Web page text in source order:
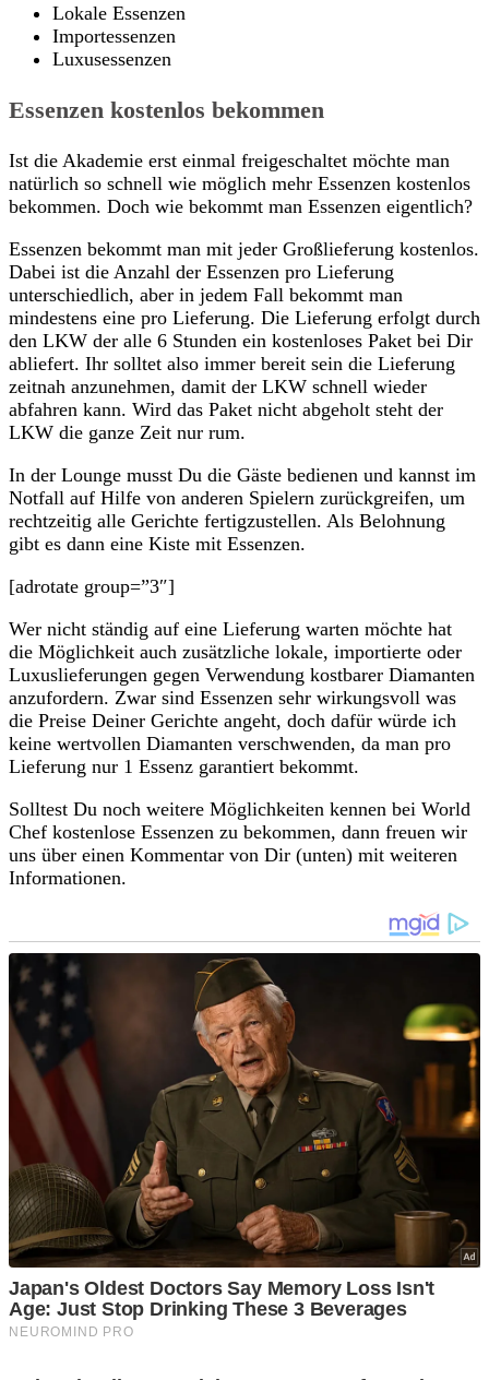
Lokale Essenzen
Importessenzen
Luxusessenzen
Essenzen kostenlos bekommen
Ist die Akademie erst einmal freigeschaltet möchte man
natürlich so schnell wie möglich mehr Essenzen kostenlos
bekommen. Doch wie bekommt man Essenzen eigentlich?
Essenzen bekommt man mit jeder Großlieferung kostenlos.
Dabei ist die Anzahl der Essenzen pro Lieferung
unterschiedlich, aber in jedem Fall bekommt man
mindestens eine pro Lieferung. Die Lieferung erfolgt durch
den LKW der alle 6 Stunden ein kostenloses Paket bei Dir
abliefert. Ihr solltet also immer bereit sein die Lieferung
zeitnah anzunehmen, damit der LKW schnell wieder
abfahren kann. Wird das Paket nicht abgeholt steht der
LKW die ganze Zeit nur rum.
In der Lounge musst Du die Gäste bedienen und kannst im
Notfall auf Hilfe von anderen Spielern zurückgreifen, um
rechtzeitig alle Gerichte fertigzustellen. Als Belohnung
gibt es dann eine Kiste mit Essenzen.
[adrotate group=”3″]
Wer nicht ständig auf eine Lieferung warten möchte hat
die Möglichkeit auch zusätzliche lokale, importierte oder
Luxuslieferungen gegen Verwendung kostbarer Diamanten
anzufordern. Zwar sind Essenzen sehr wirkungsvoll was
die Preise Deiner Gerichte angeht, doch dafür würde ich
keine wertvollen Diamanten verschwenden, da man pro
Lieferung nur 1 Essenz garantiert bekommt.
Solltest Du noch weitere Möglichkeiten kennen bei World
Chef kostenlose Essenzen zu bekommen, dann freuen wir
uns über einen Kommentar von Dir (unten) mit weiteren
Informationen.